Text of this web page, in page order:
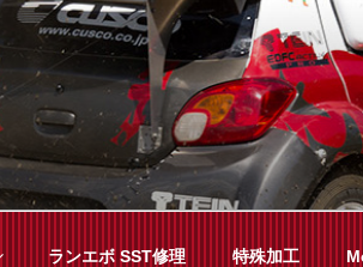
ングまで、車に関することならジャ
ランエボ SST修理 特殊加工